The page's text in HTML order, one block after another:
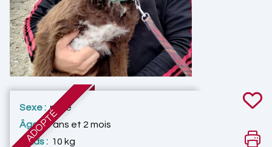
ADOPTÉ
Sexe : mâle
Âge :3 ans et 2 mois
Poids : 10 kg